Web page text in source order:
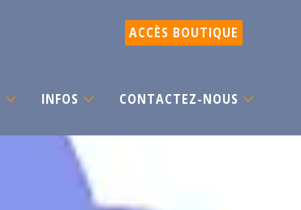
ACCÈS BOUTIQUE
INFOS CONTACTEZ-NOUS